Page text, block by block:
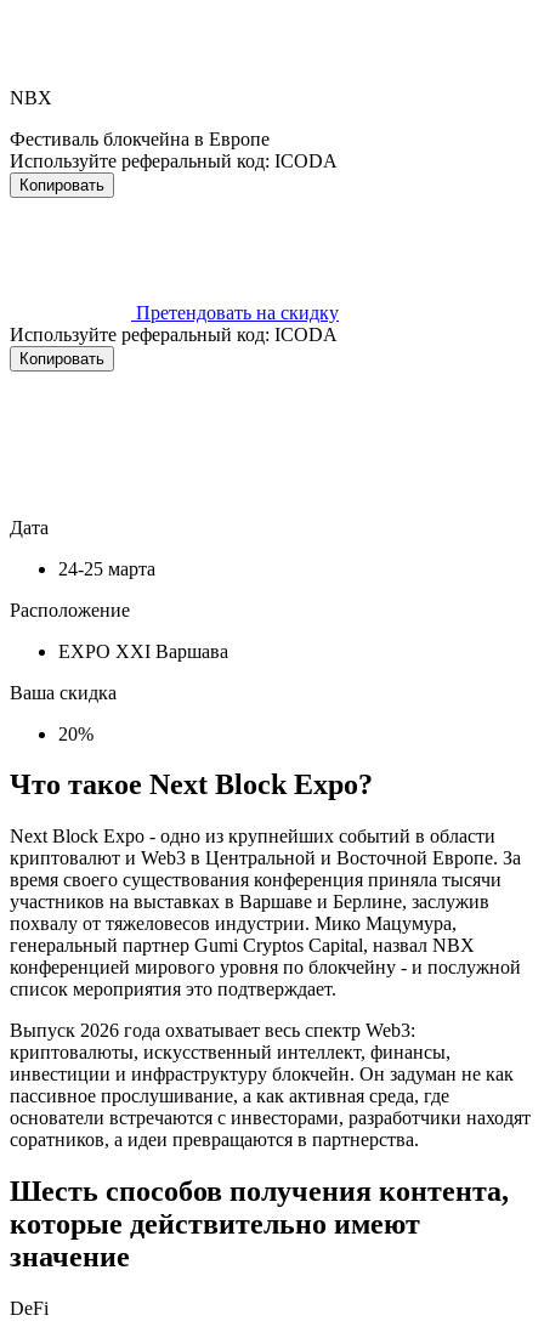
NBX
Фестиваль блокчейна в Европе
Используйте реферальный код: ICODA
Копировать
Претендовать на скидку
Используйте реферальный код: ICODA
Копировать
Дата
24-25 марта
Расположение
EXPO XXI Варшава
Ваша скидка
20%
Что такое Next Block Expo?
Next Block Expo - одно из крупнейших событий в области
криптовалют и Web3 в Центральной и Восточной Европе. За
время своего существования конференция приняла тысячи
участников на выставках в Варшаве и Берлине, заслужив
похвалу от тяжеловесов индустрии. Мико Мацумура,
генеральный партнер Gumi Cryptos Capital, назвал NBX
конференцией мирового уровня по блокчейну - и послужной
список мероприятия это подтверждает.
Выпуск 2026 года охватывает весь спектр Web3:
криптовалюты, искусственный интеллект, финансы,
инвестиции и инфраструктуру блокчейн. Он задуман не как
пассивное прослушивание, а как активная среда, где
основатели встречаются с инвесторами, разработчики находят
соратников, а идеи превращаются в партнерства.
Шесть способов получения контента,
которые действительно имеют
значение
DeFi